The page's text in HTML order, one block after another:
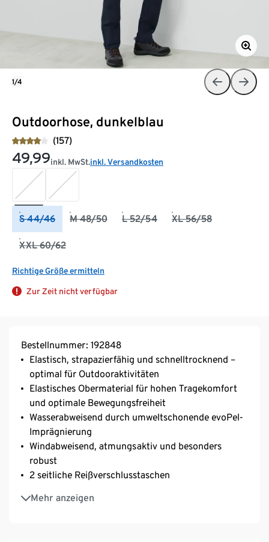
Outdoorhose, dunkelblau
(157)
49,99inkl. MwSt.inkl. Versandkosten
S 44/46 M 48/50 L 52/54 XL 56/58
XXL 60/62
Richtige Größe ermitteln
Zur Zeit nicht verfügbar
1/4
Bestellnummer: 192848
Elastisch, strapazierfähig und schnelltrocknend –
optimal für Outdooraktivitäten
Elastisches Obermaterial für hohen Tragekomfort
und optimale Bewegungsfreiheit
Wasserabweisend durch umweltschonende evoPel-
Imprägnierung
Windabweisend, atmungsaktiv und besonders
robust
2 seitliche Reißverschlusstaschen
Mehr anzeigen
Reißverschlusstasche am Bein
Elastischer Bund mit Gürtel für eine optimale